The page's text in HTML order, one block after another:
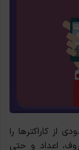
از کاراکترها را
اعداد و حتی